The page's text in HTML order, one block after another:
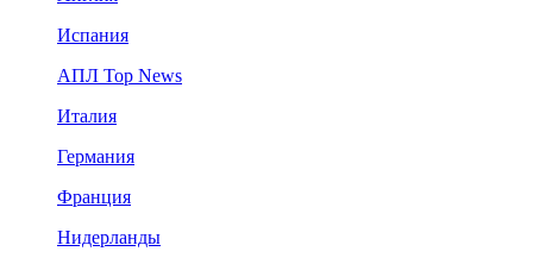
Испания
АПЛ Top News
Италия
Германия
Франция
Нидерланды